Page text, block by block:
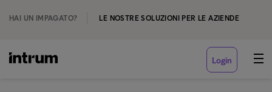
HAI UN IMPAGATO? LE NOSTRE SOLUZIONI PER LE AZIENDE
Login